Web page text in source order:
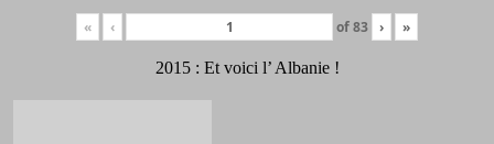
« ‹ of83 › »
2015 : Et voici l’ Albanie !